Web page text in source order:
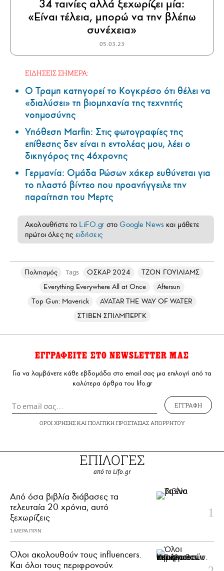
34 ταινίες αλλά ξεχωρίζει μία:
«Είναι τέλεια, μπορώ να την βλέπω
συνέχεια»
05.03.23
ΕΙΔΗΣΕΙΣ ΣΗΜΕΡΑ:
Ο Τραμπ κατηγορεί το Κογκρέσο ότι θέλει να
«διαλύσει» τη βιομηχανία της τεχνητής
νοημοσύνης
Υπόθεση Marfin: Στις φωτογραφίες της
επίθεσης δεν είναι η εντολέας μου, λέει ο
δικηγόρος της 46χρονης
Γερμανία: Ομάδα Ρώσων χάκερ ευθύνεται για
το πλαστό βίντεο που προανήγγειλε την
παραίτηση του Μερτς
Ακολουθήστε το LiFO.gr στοGoogle News και μάθετε
πρώτοι όλες τις ειδήσεις
Πολιτισμός Tags ΟΣΚΑΡ 2024
ΤΖΟΝ ΓΟΥΙΛΙΑΜΣ
Everything Everywhere All at Once
Aftersun
Top Gun: Maverick
AVATAR THE WAY OF WATER
ΣΤΙΒΕΝ ΣΠΙΛΜΠΕΡΓΚ
ΕΓΓΡΑΦΕΙΤΕ ΣΤΟ NEWSLETTER ΜΑΣ
Για να λαμβάνετε κάθε εβδομάδα στο email σας μια επιλογή από τα
καλύτερα άρθρα του lifo.gr
ΕΓΓΡΑΦΗ
ΟΡΟΙ ΧΡΗΣΗΣΚΑΙ ΠΟΛΙΤΙΚΗ ΠΡΟΣΤΑΣΙΑΣ ΑΠΟΡΡΗΤΟΥ
ΕΠΙΛΟΓΕΣ
από το Lifo.gr
Από όσα βιβλία διάβασες τα
τελευταία 20 χρόνια, αυτό
ξεχωρίζεις
1 ΜΕΡΑ ΠΡΙΝ
Όλοι ακολουθούν τους influencers.
Και όλοι τους περιφρονούν.